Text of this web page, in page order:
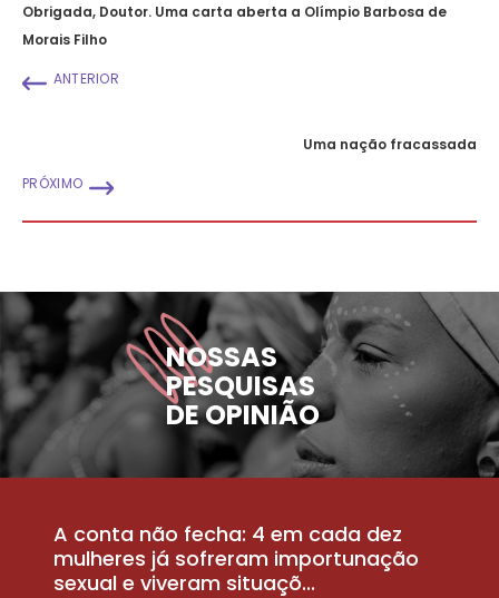
Obrigada, Doutor. Uma carta aberta a Olímpio Barbosa de
Morais Filho
ANTERIOR
Uma nação fracassada
PRÓXIMO
NOSSAS
PESQUISAS
DE OPINIÃO
A conta não fecha: 4 em cada dez
mulheres já sofreram importunação
sexual e viveram situaçõ...